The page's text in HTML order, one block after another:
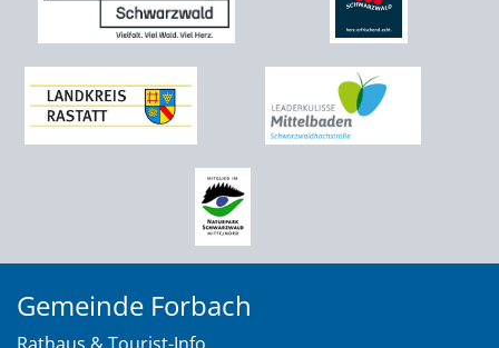
Gemeinde Forbach